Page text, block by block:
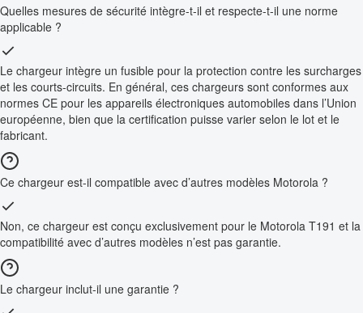
Quelles mesures de sécurité intègre-t-il et respecte-t-il une norme
applicable ?
Le chargeur intègre un fusible pour la protection contre les surcharges
et les courts-circuits. En général, ces chargeurs sont conformes aux
normes CE pour les appareils électroniques automobiles dans l’Union
européenne, bien que la certification puisse varier selon le lot et le
fabricant.
Ce chargeur est-il compatible avec d’autres modèles Motorola ?
Non, ce chargeur est conçu exclusivement pour le Motorola T191 et la
compatibilité avec d’autres modèles n’est pas garantie.
Le chargeur inclut-il une garantie ?